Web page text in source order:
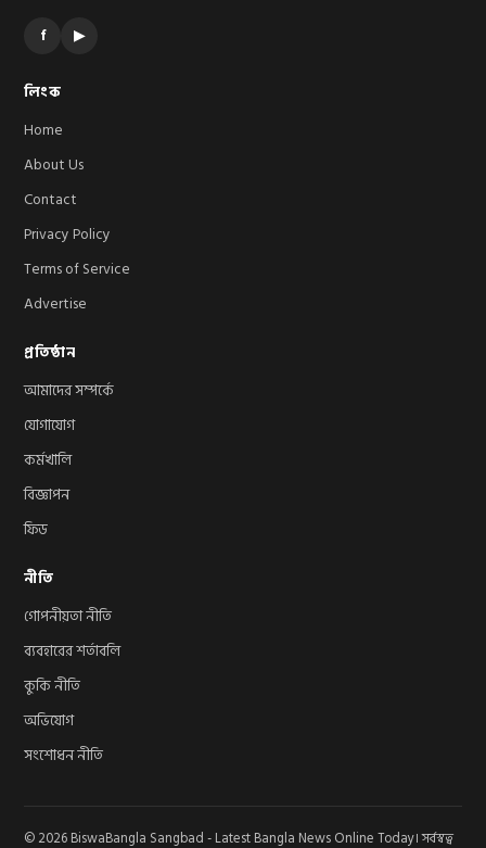
f ▶
লিংক
Home
About Us
Contact
Privacy Policy
Terms of Service
Advertise
প্রতিষ্ঠান
আমাদের সম্পর্কে
যোগাযোগ
কর্মখালি
বিজ্ঞাপন
ফিড
নীতি
গোপনীয়তা নীতি
ব্যবহারের শর্তাবলি
কুকি নীতি
অভিযোগ
সংশোধন নীতি
© 2026 BiswaBangla Sangbad - Latest Bangla News Online Today। সর্বস্বত্ব